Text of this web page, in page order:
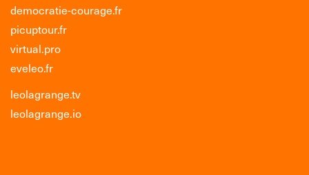
democratie-courage.fr
picuptour.fr
virtual.pro
eveleo.fr
leolagrange.tv
leolagrange.io